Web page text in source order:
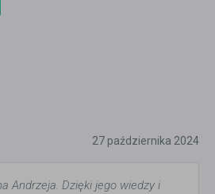
27 października 2024
Andrzeja. Dzięki jego wiedzy i